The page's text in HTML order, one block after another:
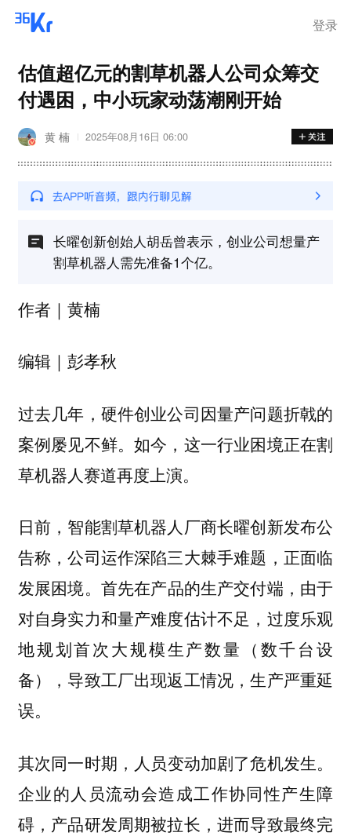
登录
估值超亿元的割草机器人公司众筹交
付遇困，中小玩家动荡潮刚开始
黄 楠 2025年08月16日 06:00
长曜创新创始人胡岳曾表示，创业公司想量产
割草机器人需先准备1个亿。
作者｜黄楠
编辑｜彭孝秋
过去几年，硬件创业公司因量产问题折戟的
案例屡见不鲜。如今，这一行业困境正在割
草机器人赛道再度上演。
日前，智能割草机器人厂商长曜创新发布公
告称，公司运作深陷三大棘手难题，正面临
发展困境。 首先在产品的生产交付端 ，由于
对自身实力和量产难度估计不足，过度乐观
地规划首次大规模生产数量（数千台设
备），导致工厂出现返工情况，生产严重延
误。
其次同一时期，人 员变动加剧了危机发生。
企业的人员流动会造成工作协同性产生障
碍，产品研发周期被拉长，进而导致最终完